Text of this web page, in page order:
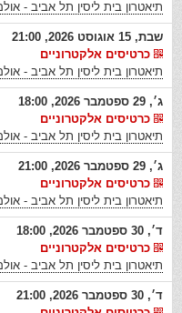
תיאטרון בית ליסין תל אביב - אולם
שבת, 15 אוגוסט 2026, 21:00
כרטיסים אלקטרוניים
תיאטרון בית ליסין תל אביב - אולם
ג׳, 29 ספטמבר 2026, 18:00
כרטיסים אלקטרוניים
תיאטרון בית ליסין תל אביב - אולם
ג׳, 29 ספטמבר 2026, 21:00
כרטיסים אלקטרוניים
תיאטרון בית ליסין תל אביב - אולם
ד׳, 30 ספטמבר 2026, 18:00
כרטיסים אלקטרוניים
תיאטרון בית ליסין תל אביב - אולם
ד׳, 30 ספטמבר 2026, 21:00